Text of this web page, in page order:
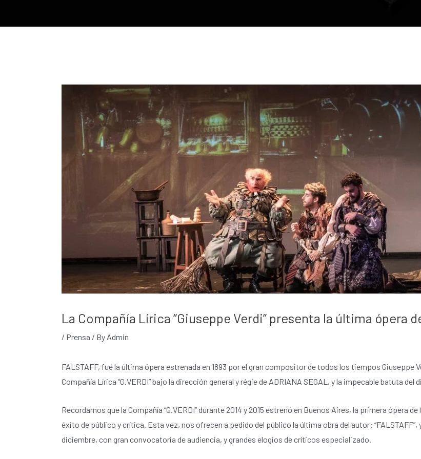
La Compañía Lírica “Giuseppe Verdi” presenta la última ópera
/ Prensa / By Admin
FALSTAFF, fué la última ópera estrenada en 1893 por el gran compositor de todos los tiempos Giuseppe
Compañía Lírica “G.VERDI” bajo la dirección general y régie de ADRIANA SEGAL, y la impecable batuta del
Recordamos que la Compañía “G.VERDI” durante 2014 y 2015 estrenó en Buenos Aires, la primera ópera
éxito de público y crítica. Esta vez, nos ofrecen a pedido del público la última obra del autor: “FALSTAFF”,
diciembre, con gran convocatoria de audiencia, y grandes elogios de críticos especializado.